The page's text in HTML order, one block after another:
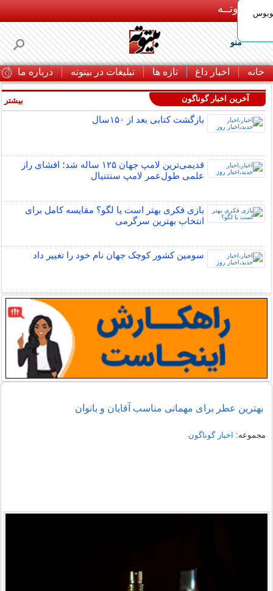
بـیتوتــه
منو
خانه اخبار داغ تازه ها تبلیغات در بیتوته درباره ما
آخرین اخبار گوناگون
بازگشت کتابی بعد از ۱۵۰سال
قدیمی‌ترین لامپ جهان ۱۲۵ ساله شد؛ افشای راز
علمی طول‌عمر لامپ سنتنیال
بازی فکری بهتر است یا لگو؟ مقایسه کامل برای
انتخاب بهترین سرگرمی
سومین کشور کوچک جهان نام خود را تغییر داد
بیشتر
بهترین عطر برای مهمانی مناسب آقایان و بانوان
مجموعه: اخبار گوناگون